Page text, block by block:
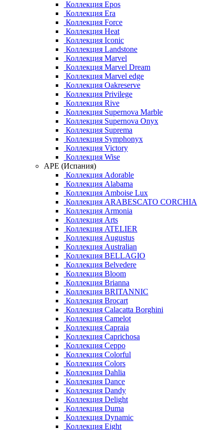
Коллекция Epos
Коллекция Era
Коллекция Force
Коллекция Heat
Коллекция Iconic
Коллекция Landstone
Коллекция Marvel
Коллекция Marvel Dream
Коллекция Marvel edge
Коллекция Oakreserve
Коллекция Privilege
Коллекция Rive
Коллекция Supernova Marble
Коллекция Supernova Onyx
Коллекция Suprema
Коллекция Symphonyx
Коллекция Victory
Коллекция Wise
APE (Испания)
Коллекция Adorable
Коллекция Alabama
Коллекция Amboise Lux
Коллекция ARABESCATO CORCHIA
Коллекция Armonia
Коллекция Arts
Коллекция ATELIER
Коллекция Augustus
Коллекция Australian
Коллекция BELLAGIO
Коллекция Belvedere
Коллекция Bloom
Коллекция Brianna
Коллекция BRITANNIC
Коллекция Brocart
Коллекция Calacatta Borghini
Коллекция Camelot
Коллекция Capraia
Коллекция Caprichosa
Коллекция Ceppo
Коллекция Colorful
Коллекция Colors
Коллекция Dahlia
Коллекция Dance
Коллекция Dandy
Коллекция Delight
Коллекция Duma
Коллекция Dynamic
Коллекция Eight